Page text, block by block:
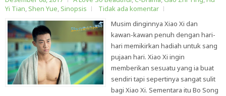
Yi Tian, Shen Yue, Sinopsis
Tidak ada komentar
Musim dinginnya Xiao Xi dan
kawan-kawan penuh dengan hari-
hari memikirkan hadiah untuk sang
pujaan hari. Xiao Xi ingin
memberikan sesuatu yang ia buat
sendiri tapi sepertinya sangat sulit
bagi Xiao Xi. Sementara itu Bo Song